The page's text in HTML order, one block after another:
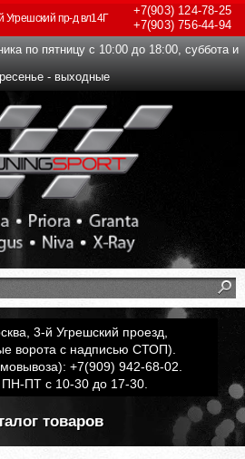
+7(903)124-78-25
+7(903)756-44-94
Угрешский пр-д вл14Г
по пятницу с 10:00 до 18:00, суббота и
- выходные
3-й Угрешский проезд,
ворота с надписью СТОП).
+7(909) 942-68-02.
ПТ с 10-30 до 17-30.
товаров